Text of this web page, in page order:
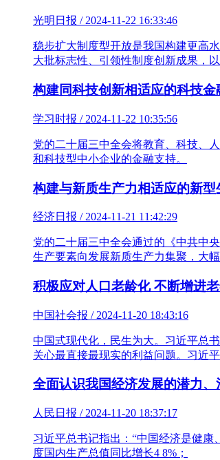
光明日报 / 2024-11-22 16:33:46
稳步扩大制度型开放是我国构建更高
大批标志性、引领性制度创新成果，
构建同科技创新相适应的科技金
学习时报 / 2024-11-22 10:35:56
党的二十届三中全会将教育、科技、
和科技型中小企业的金融支持。
构建与新质生产力相适应的新型
经济日报 / 2024-11-21 11:42:29
党的二十届三中全会通过的《中共中
生产要素向发展新质生产力集聚，大
积极应对人口老龄化 不断增进
中国社会报 / 2024-11-20 18:43:16
中国式现代化，民生为大。习近平总
关心最直接最现实的利益问题。习近
全面认识我国经济发展的潜力、
人民日报 / 2024-11-20 18:37:17
习近平总书记指出：“中国经济是健
度国内生产总值同比增长4 8%；